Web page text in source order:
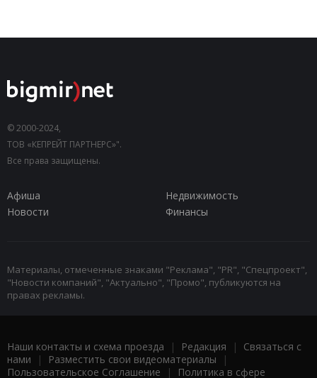
© 2000-2024,
ТОВ «КЕПРЕЙТ ПАРТНЕРС»".
Все права защищены.
Афиша
Недвижимость
Новости
Финансы
Материалы, отмеченные знаками "Реклама", "PR", "Спецпроект",
"Новости компаний", "Актуально", "Промо", публикуются на
правах рекламы.
Наши контакты и схема проезда | Редакция | Связаться с
нами | Разместить свои видеоматериалы |
Пользовательское Соглашение | Политика в сфере